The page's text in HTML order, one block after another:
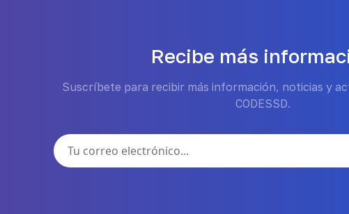
Recibe más
Suscríbete para recibir más información, noticias y
CODESSD.